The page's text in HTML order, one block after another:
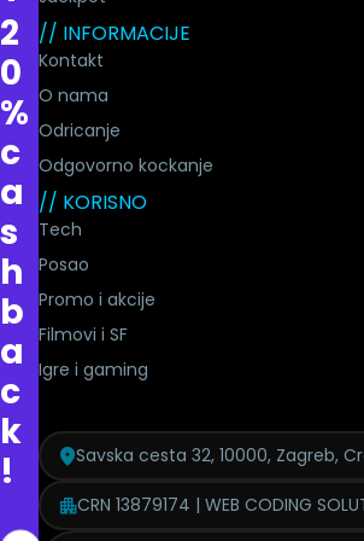
2
0
%
c
a
s
h
b
a
c
k
!
// INFORMACIJE
Kontakt
O nama
Odricanje
Odgovorno kockanje
// KORISNO
Tech
Posao
Promo i akcije
Filmovi i SF
Igre i gaming
Savska cesta 32, 10000, Zagreb,
CRN 13879174 | WEB CODING